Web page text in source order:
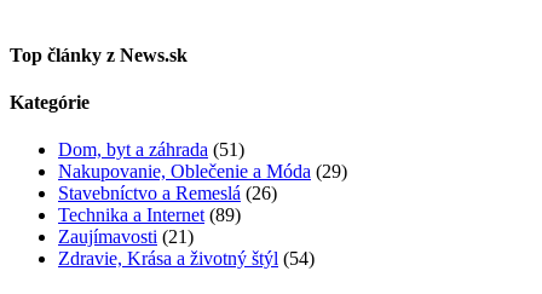
Top články z News.sk
Kategórie
Dom, byt a záhrada (51)
Nakupovanie, Oblečenie a Móda (29)
Stavebníctvo a Remeslá (26)
Technika a Internet (89)
Zaujímavosti (21)
Zdravie, Krása a životný štýl (54)